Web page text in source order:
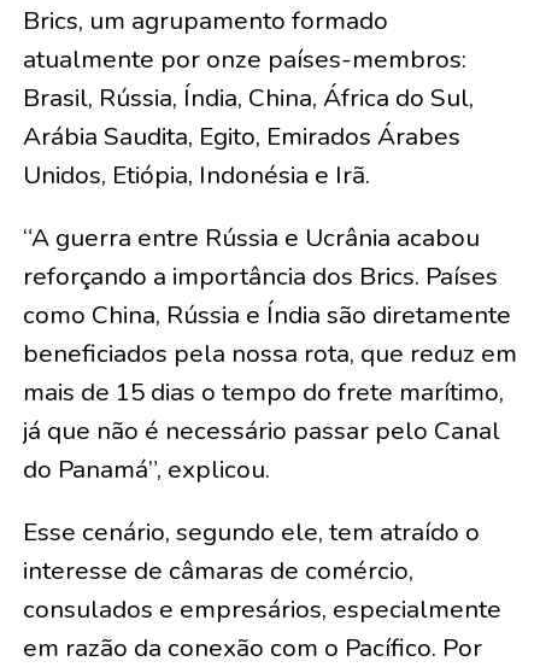
Brics, um agrupamento formado
atualmente por onze países-membros:
Brasil, Rússia, Índia, China, África do Sul,
Arábia Saudita, Egito, Emirados Árabes
Unidos, Etiópia, Indonésia e Irã.
“A guerra entre Rússia e Ucrânia acabou
reforçando a importância dos Brics. Países
como China, Rússia e Índia são diretamente
beneficiados pela nossa rota, que reduz em
mais de 15 dias o tempo do frete marítimo,
já que não é necessário passar pelo Canal
do Panamá”, explicou.
Esse cenário, segundo ele, tem atraído o
interesse de câmaras de comércio,
consulados e empresários, especialmente
em razão da conexão com o Pacífico. Por